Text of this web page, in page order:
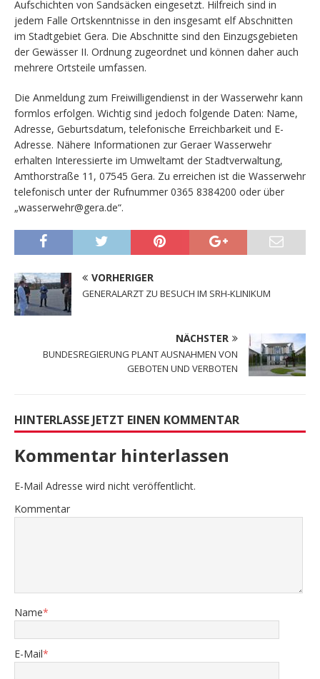
Aufschichten von Sandsäcken eingesetzt. Hilfreich sind in
jedem Falle Ortskenntnisse in den insgesamt elf Abschnitten
im Stadtgebiet Gera. Die Abschnitte sind den Einzugsgebieten
der Gewässer II. Ordnung zugeordnet und können daher auch
mehrere Ortsteile umfassen.
Die Anmeldung zum Freiwilligendienst in der Wasserwehr kann
formlos erfolgen. Wichtig sind jedoch folgende Daten: Name,
Adresse, Geburtsdatum, telefonische Erreichbarkeit und E-
Adresse. Nähere Informationen zur Geraer Wasserwehr
erhalten Interessierte im Umweltamt der Stadtverwaltung,
Amthorstraße 11, 07545 Gera. Zu erreichen ist die Wasserwehr
telefonisch unter der Rufnummer 0365 8384200 oder über
„wasserwehr@gera.de“.
VORHERIGER
GENERALARZT ZU BESUCH IM SRH-KLINIKUM
NÄCHSTER
BUNDESREGIERUNG PLANT AUSNAHMEN VON
GEBOTEN UND VERBOTEN
HINTERLASSE JETZT EINEN KOMMENTAR
Kommentar hinterlassen
E-Mail Adresse wird nicht veröffentlicht.
Kommentar
Name*
E-Mail*